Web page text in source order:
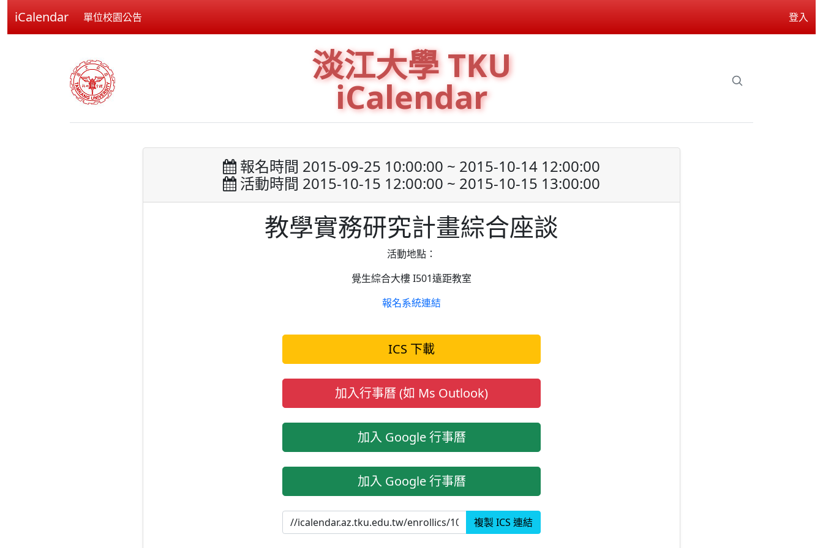
iCalendar 單位校園公告 登入
淡江大學 TKU
iCalendar
報名時間 2015-09-25 10:00:00 ~ 2015-10-14 12:00:00
活動時間 2015-10-15 12:00:00 ~ 2015-10-15 13:00:00
教學實務研究計畫綜合座談
活動地點：
覺生綜合大樓 I501遠距教室
報名系統連結
ICS 下載
加入行事曆 (如 Ms Outlook)
加入 Google 行事曆
加入 Google 行事曆
複製 ICS 連結